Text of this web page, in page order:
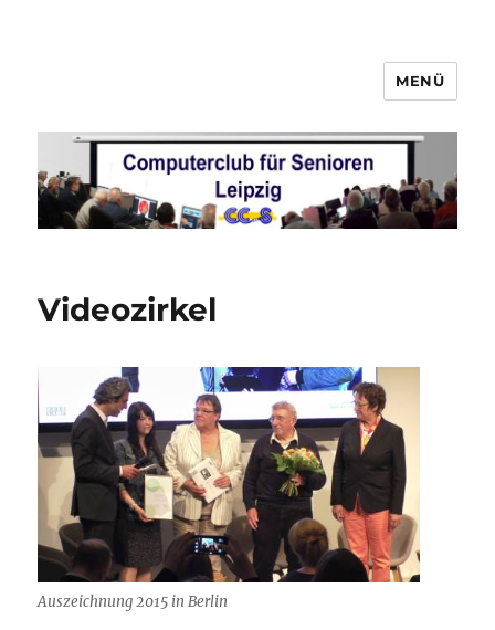
Computerclub für Senioren
Leipzig
MENÜ
Videozirkel
Auszeichnung 2015 in Berlin